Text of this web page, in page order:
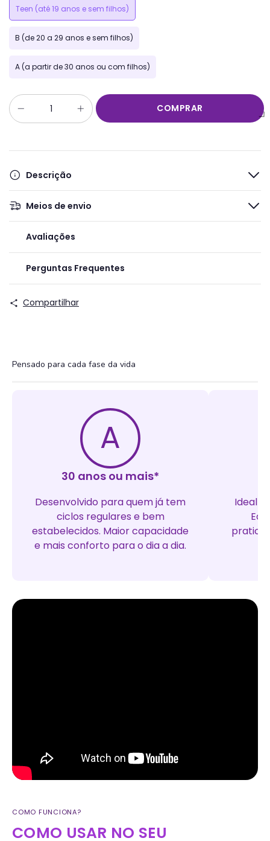
Teen (até 19 anos e sem filhos)
B (de 20 a 29 anos e sem filhos)
A (a partir de 30 anos ou com filhos)
Descrição
Meios de envio
Avaliações
Perguntas Frequentes
Compartilhar
Pensado para cada fase da vida
A
30 anos ou mais*
Desenvolvido para quem já tem
ciclos regulares e bem
estabelecidos. Maior capacidade
e mais conforto para o dia a dia.
Ideal
COMO FUNCIONA?
COMO USAR NO SEU